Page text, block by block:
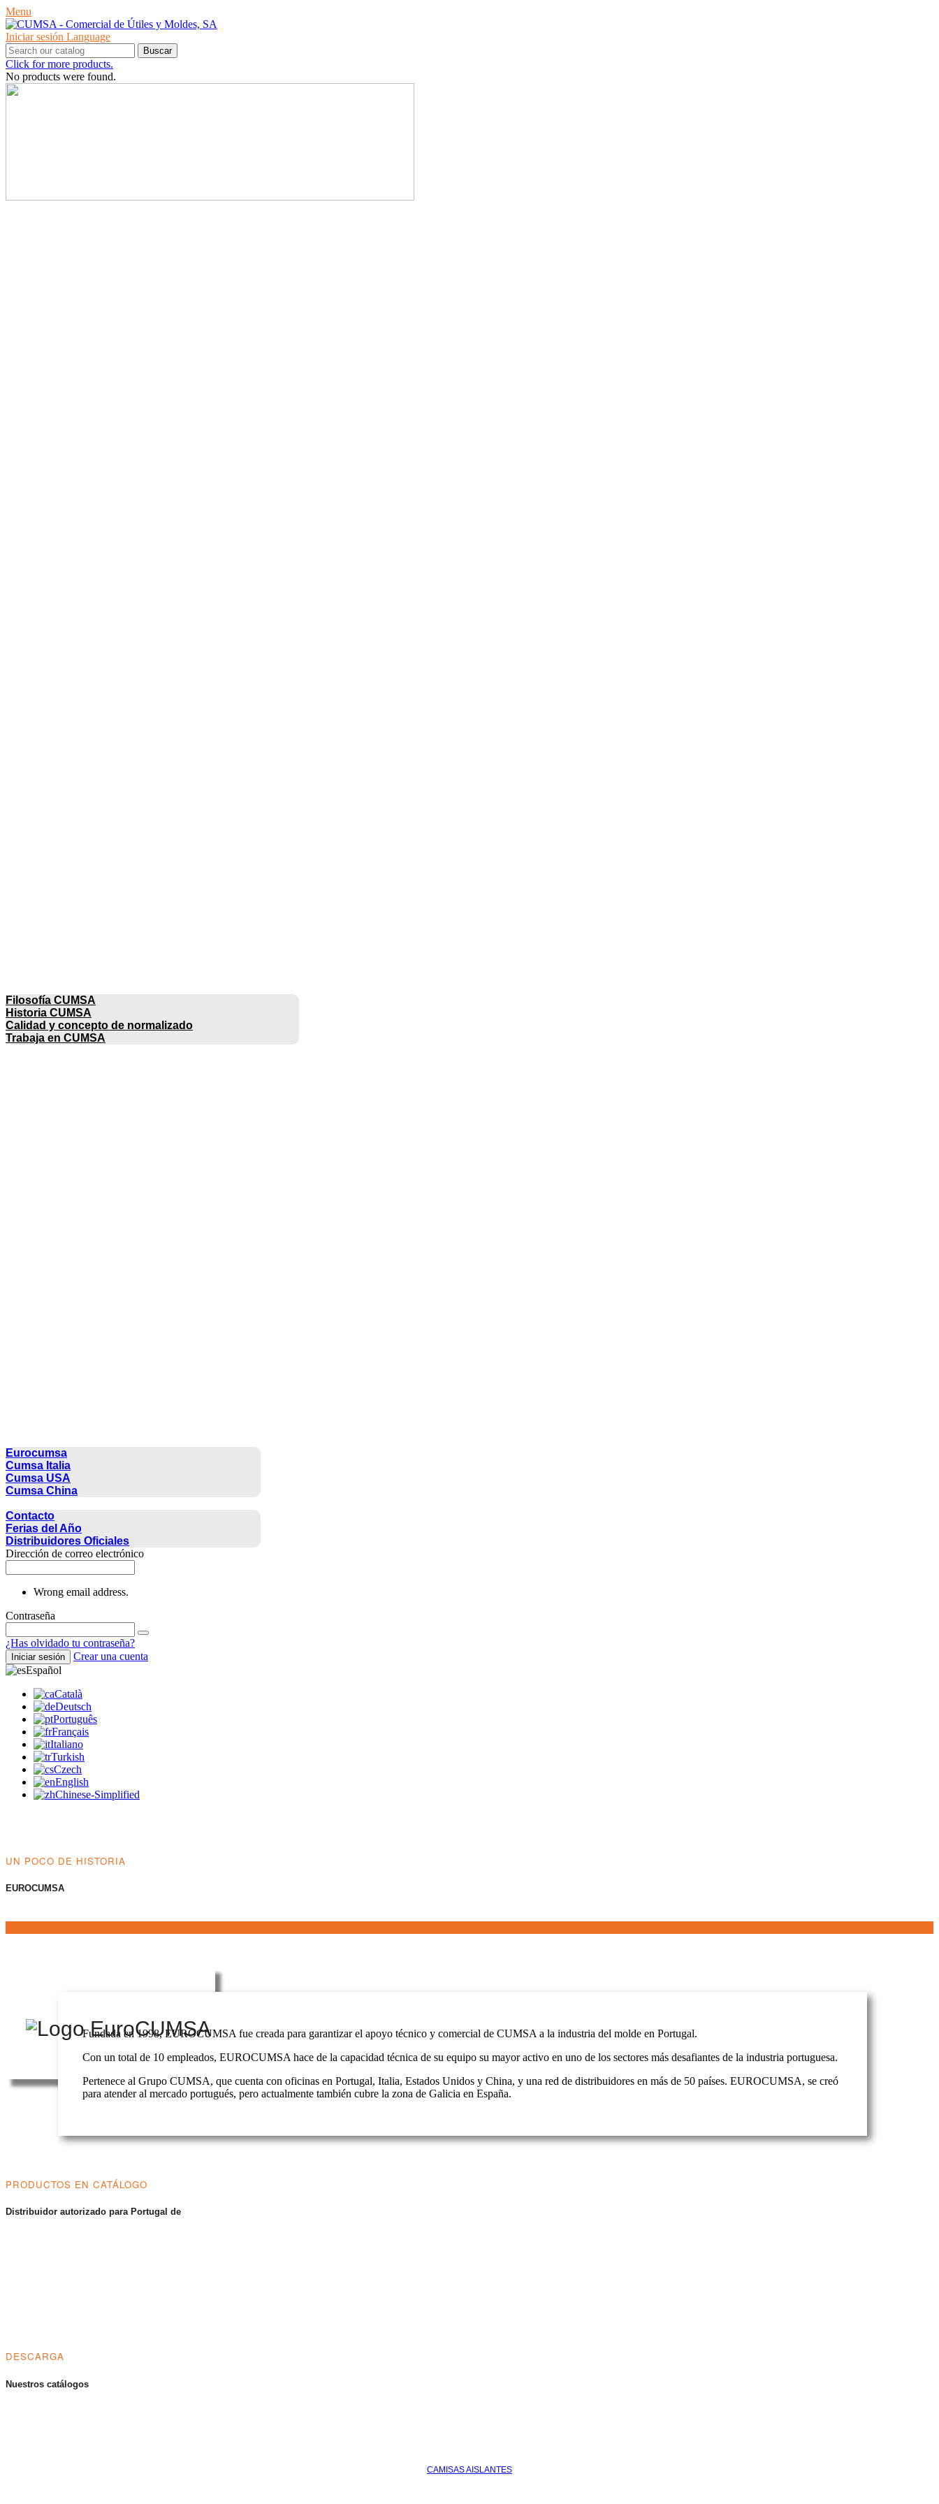
Menu
Iniciar sesión Language
Buscar
Click for more products.
No products were found.
Filosofía CUMSA
Historia CUMSA
Calidad y concepto de normalizado
Trabaja en CUMSA
Eurocumsa
Cumsa Italia
Cumsa USA
Cumsa China
Contacto
Ferias del Año
Distribuidores Oficiales
Dirección de correo electrónico
Wrong email address.
Contraseña
¿Has olvidado tu contraseña?
Iniciar sesión
Crear una cuenta
Español
Català
Deutsch
Português
Français
Italiano
Turkish
Czech
English
Chinese-Simplified
UN POCO DE HISTORIA
EUROCUMSA
Fundada en 1998, EUROCUMSA fue creada para garantizar el apoyo técnico y comercial de CUMSA a la industria del molde en Portugal.
Con un total de 10 empleados, EUROCUMSA hace de la capacidad técnica de su equipo su mayor activo en uno de los sectores más desafiantes de la industria portuguesa.
Pertenece al Grupo CUMSA, que cuenta con oficinas en Portugal, Italia, Estados Unidos y China, y una red de distribuidores en más de 50 países. EUROCUMSA, se creó
para atender al mercado portugués, pero actualmente también cubre la zona de Galicia en España.
PRODUCTOS EN CATÁLOGO
Distribuidor autorizado para Portugal de
DESCARGA
Nuestros catálogos
CAMISAS AISLANTES